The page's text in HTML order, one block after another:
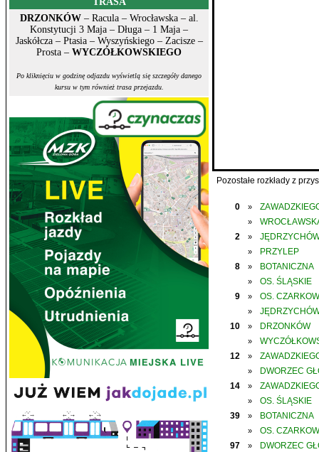
DRZONKÓW– Racula – Wrocławska – al.
Konstytucji 3 Maja – Długa – 1 Maja –
Jaskółcza – Ptasia – Wyszyńskiego – Zacisze –
Prosta – WYCZÓŁKOWSKIEGO
Po kliknięciu w godzinę odjazdu wyświetlą się szczegóły danego
kursu w tym również trasa przejazdu.
Pozostałe rozkłady z
0 »
»
2
»
»
PRZYLEP
8
» BOTANICZNA
»
OS. ŚLĄSKIE
9
» OS.
»
10
» DRZONKÓW
»
12
»
»
DWORZEC
14
»
»
OS. ŚLĄSKIE
39
» BOTANICZNA
»
OS.
97
»
DWORZEC